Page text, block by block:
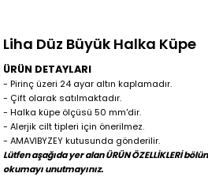
Liha Düz Büyük Halka Küpe
ÜRÜN DETAYLARI
- Pirinç üzeri 24 ayar altın kaplamadır.
- Çift olarak satılmaktadır.
- Halka küpe ölçüsü 50 mm'dir.
- Alerjik cilt tipleri için önerilmez.
- AMAVIBYZEY kutusunda gönderilir.
Lütfen aşağıda yer alan ÜRÜN ÖZELLİKLERİ
okumayı unutmayınız.